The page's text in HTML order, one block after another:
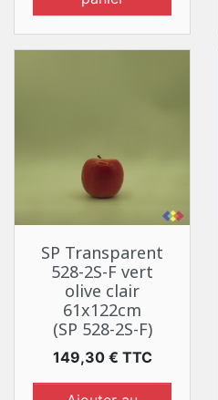
SP Transparent
528-2S-F vert
olive clair
61x122cm
(SP 528-2S-F)
Prix
149,30 € TTC